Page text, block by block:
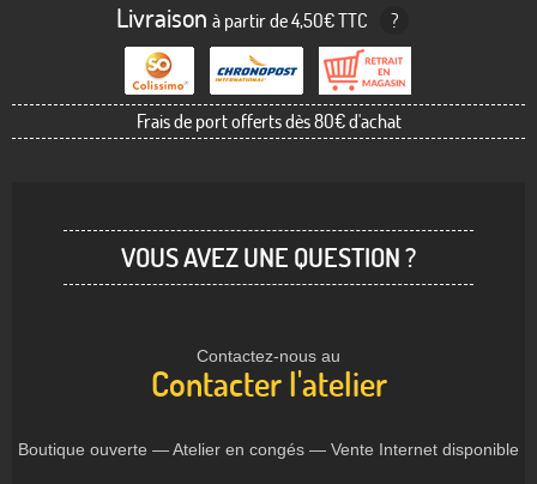
Livraison à partir de 4,50€ TTC ?
Frais de port offerts dès 80€ d'achat
VOUS AVEZ UNE QUESTION ?
Contactez-nous au
Contacter l'atelier
Boutique ouverte — Atelier en congés — Vente Internet disponible